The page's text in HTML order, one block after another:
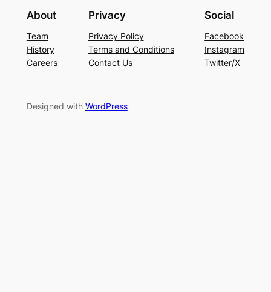
About
Team
History
Careers
Privacy
Privacy Policy
Terms and Conditions
Contact Us
Social
Facebook
Instagram
Twitter/X
Designed with WordPress